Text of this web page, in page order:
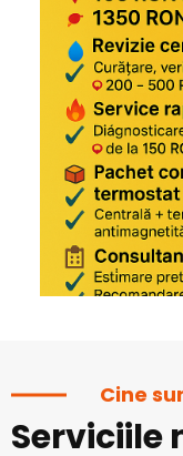
Cine
Serviciile